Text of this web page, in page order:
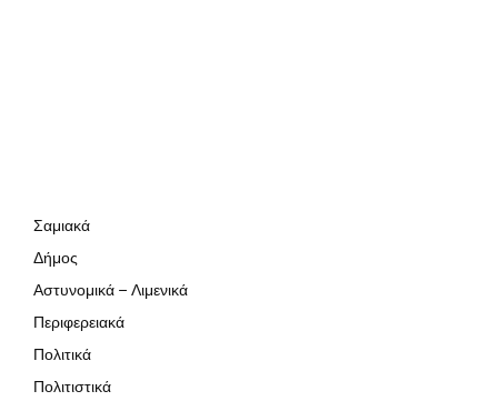
Σαμιακά
Δήμος
Αστυνομικά – Λιμενικά
Περιφερειακά
Πολιτικά
Πολιτιστικά